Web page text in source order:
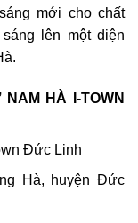
mới cho chất
lên một diện
HÀ I-TOWN
Đức Linh
Hà, huyện Đức